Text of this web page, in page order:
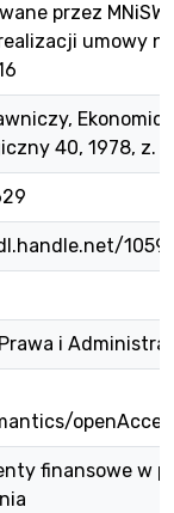
przez MNiSW
umowy
40, 1978, z.
i
finansowe w